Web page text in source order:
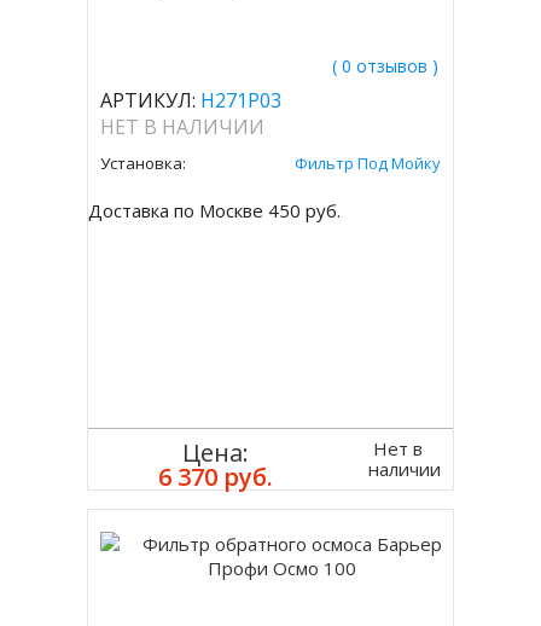
( 0 отзывов )
АРТИКУЛ: Н271Р03
НЕТ В НАЛИЧИИ
Установка: Фильтр Под Мойку
Доставка по Москве 450 руб.
Цена:
6 370 руб.
Нет в
наличии